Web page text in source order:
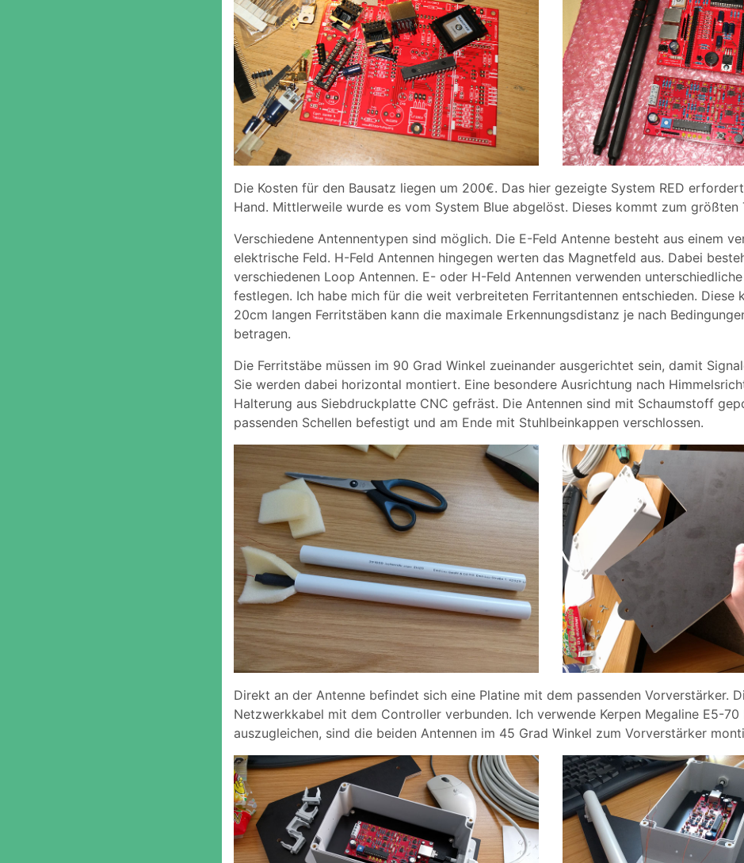
Die Kosten für den Bausatz liegen um 200€. Das hier gezeigte System RED
Hand. Mittlerweile wurde es vom System Blue abgelöst. Dieses kommt zum
Verschiedene Antennentypen sind möglich. Die E-Feld Antenne besteht aus einem
elektrische Feld. H-Feld Antennen hingegen werten das Magnetfeld aus. Dabei
verschiedenen Loop Antennen. E- oder H-Feld Antennen verwenden
festlegen. Ich habe mich für die weit verbreiteten Ferritantennen entschieden.
20cm langen Ferritstäben kann die maximale Erkennungsdistanz je nach
betragen.
Die Ferritstäbe müssen im 90 Grad Winkel zueinander ausgerichtet sein, damit
Sie werden dabei horizontal montiert. Eine besondere Ausrichtung nach
Halterung aus Siebdruckplatte CNC gefräst. Die Antennen sind mit Schaumstoff
passenden Schellen befestigt und am Ende mit Stuhlbeinkappen verschlossen.
Direkt an der Antenne befindet sich eine Platine mit dem passenden Vorverstärker.
Netzwerkkabel mit dem Controller verbunden. Ich verwende Kerpen Megaline E5-
auszugleichen, sind die beiden Antennen im 45 Grad Winkel zum Vorverstärker